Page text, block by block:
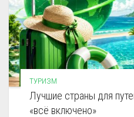
ТУРИЗМ
Лучшие страны для
«всё включено»